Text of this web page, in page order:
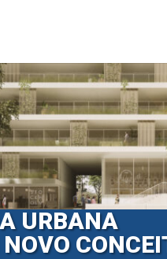
URBANA